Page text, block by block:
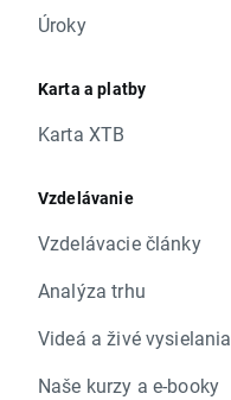
Úroky
Karta a platby
Karta XTB
Vzdelávanie
Vzdelávacie články
Analýza trhu
Videá a živé vysielania
Naše kurzy a e-booky